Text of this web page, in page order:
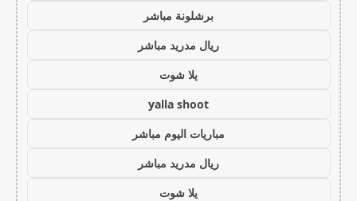
برشلونة مباشر
ريال مدريد مباشر
يلا شوت
yalla shoot
مباريات اليوم مباشر
ريال مدريد مباشر
يلا شوت